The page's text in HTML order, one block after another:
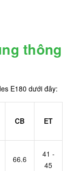
thông
E180 dưới đây:
CB ET
66.6
41 -
45